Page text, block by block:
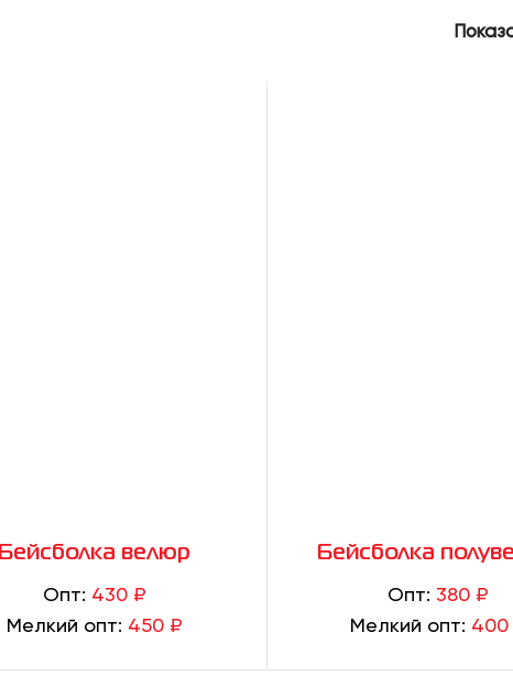
Бейсболка велюр
Опт: 430 ₽
Мелкий опт: 450 ₽
Бейсболка
Опт:380 ₽
Мелкий опт: 400